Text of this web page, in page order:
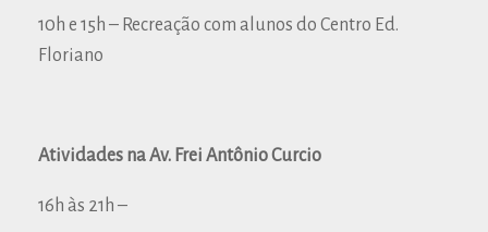
10h e 15h – Recreação com alunos do Centro Ed.
Floriano
Atividades na Av. Frei Antônio Curcio
16h às 21h –